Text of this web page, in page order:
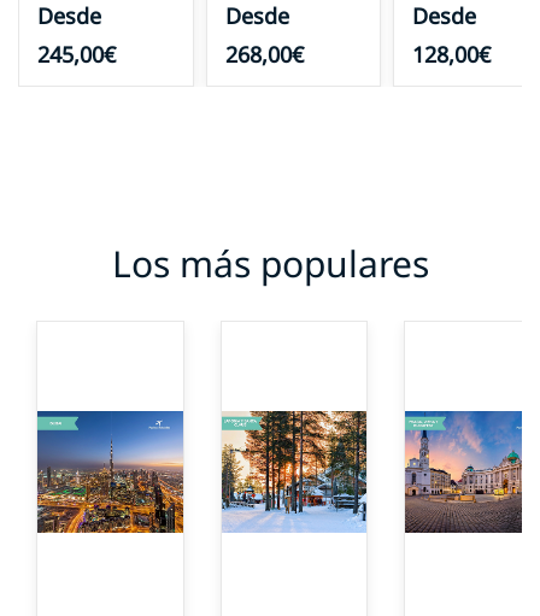
Desde
245,00€
Desde
268,00€
Desde
128,00€
Los más populares